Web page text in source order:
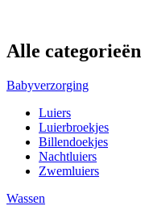
Alle categorieën
Babyverzorging
Luiers
Luierbroekjes
Billendoekjes
Nachtluiers
Zwemluiers
Wassen